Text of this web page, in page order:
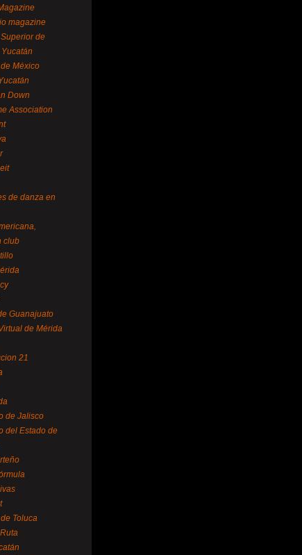
magazine
de
México
Down
Association
de danza en
club
Guanajuato
de Mérida
21
de Jalisco
del Estado de
Toluca